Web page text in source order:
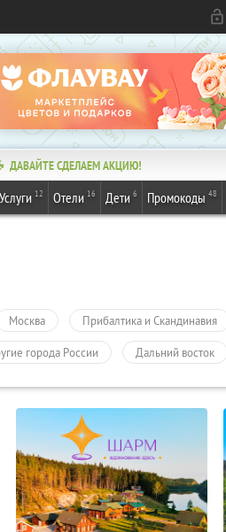
ДАВАЙТЕ СДЕЛАЕМ АКЦИЮ!
Услуги 12 Отели 16 Дети 6 Промокоды 48
Москва Прибалтика и Скандинавия
города России Дальний восток